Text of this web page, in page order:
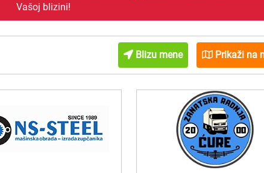
Vašoj blizini!
Blizu mene Prikaži na